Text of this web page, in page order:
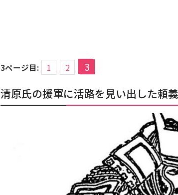
3ページ目: 1 2 3
清原氏の援軍に活路を見い出した頼義